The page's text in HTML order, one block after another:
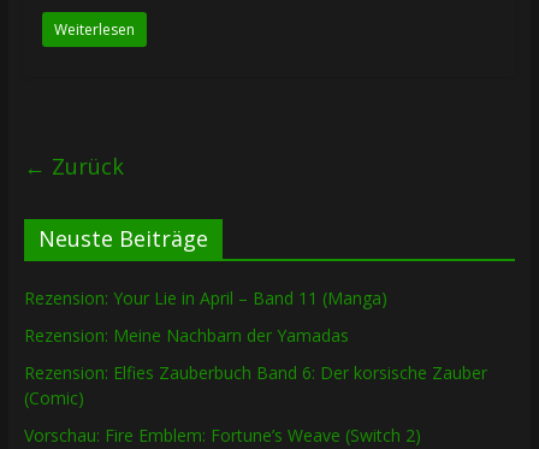
Weiterlesen
← Zurück
Neuste Beiträge
Rezension: Your Lie in April – Band 11 (Manga)
Rezension: Meine Nachbarn der Yamadas
Rezension: Elfies Zauberbuch Band 6: Der korsische Zauber
(Comic)
Vorschau: Fire Emblem: Fortune’s Weave (Switch 2)